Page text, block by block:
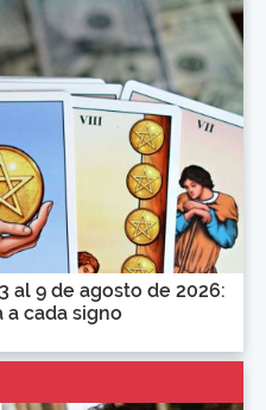
al 9 de agosto de 2026:
cada signo